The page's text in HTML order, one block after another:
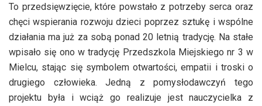
To przedsięwzięcie, które powstało z potrzeby serca oraz
chęci wspierania rozwoju dzieci poprzez sztukę i wspólne
działania ma już za sobą ponad 20 letnią tradycję. Na stałe
wpisało się ono w tradycję Przedszkola Miejskiego nr 3 w
Mielcu, stając się symbolem otwartości, empatii i troski o
drugiego człowieka. Jedną z pomysłodawczyń tego
projektu była i wciąż go realizuje jest nauczycielka z